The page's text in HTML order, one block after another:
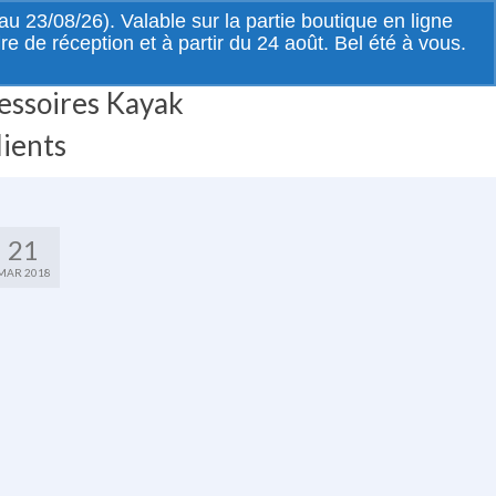
23/08/26). Valable sur la partie boutique en ligne
de réception et à partir du 24 août. Bel été à vous.
Rechercher
:
Kayak
21
2018